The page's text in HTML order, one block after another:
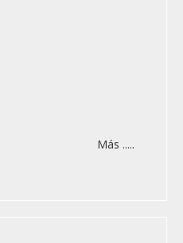
Más .....